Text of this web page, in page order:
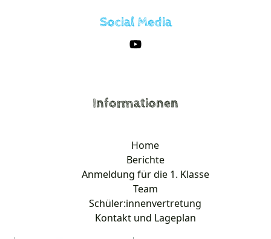
Social Media
Informationen
Home
Berichte
Anmeldung für die 1. Klasse
Team
Schüler:innenvertretung
Kontakt und Lageplan